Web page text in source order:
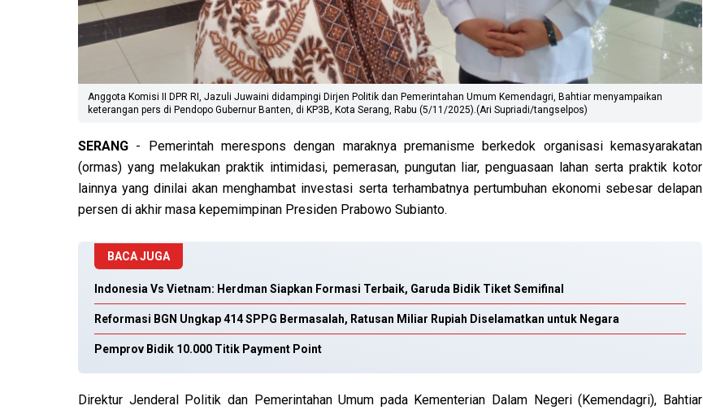
Anggota Komisi II DPR RI, Jazuli Juwaini didampingi Dirjen Politik dan Pemerintahan Umum Kemendagri, Bahtiar menyampaikan
keterangan pers di Pendopo Gubernur Banten, di KP3B, Kota Serang, Rabu (5/11/2025).(Ari Supriadi/tangselpos)
SERANG - Pemerintah merespons dengan maraknya premanisme berkedok organisasi kemasyarakatan
(ormas) yang melakukan praktik intimidasi, pemerasan, pungutan liar, penguasaan lahan serta praktik kotor
lainnya yang dinilai akan menghambat investasi serta terhambatnya pertumbuhan ekonomi sebesar delapan
persen di akhir masa kepemimpinan Presiden Prabowo Subianto.
BACA JUGA
Indonesia Vs Vietnam: Herdman Siapkan Formasi Terbaik, Garuda Bidik Tiket Semifinal
Reformasi BGN Ungkap 414 SPPG Bermasalah, Ratusan Miliar Rupiah Diselamatkan untuk Negara
Pemprov Bidik 10.000 Titik Payment Point
Direktur Jenderal Politik dan Pemerintahan Umum pada Kementerian Dalam Negeri (Kemendagri), Bahtiar